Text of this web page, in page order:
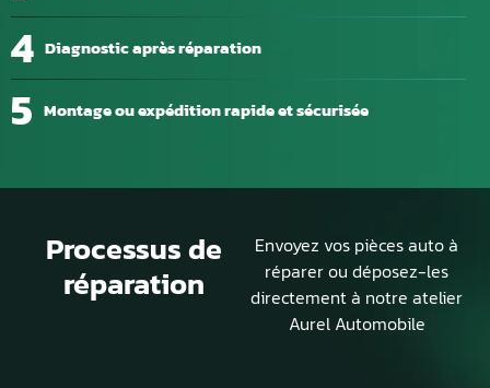
4 Diagnostic après réparation
5 Montage ou expédition rapide et sécurisée
Processus de
réparation
Envoyez vos pièces auto à
réparer ou déposez-les
directement à notre atelier
Aurel Automobile